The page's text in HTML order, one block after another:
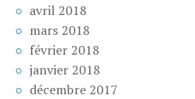
avril 2018
mars 2018
février 2018
janvier 2018
décembre 2017